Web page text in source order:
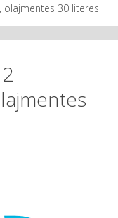
olajmentes 30 literes